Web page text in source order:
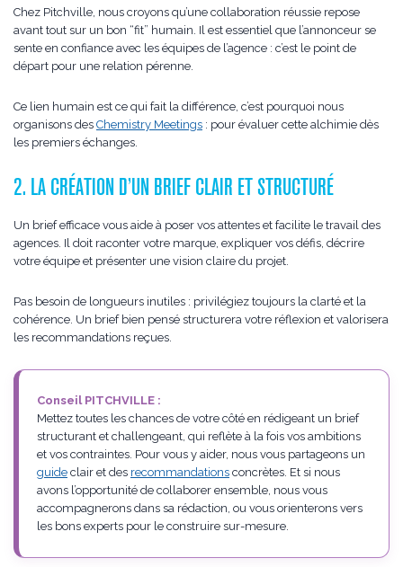
Chez Pitchville, nous croyons qu’une collaboration réussie repose
avant tout sur un bon “fit” humain. Il est essentiel que l’annonceur se
sente en confiance avec les équipes de l’agence : c’est le point de
départ pour une relation pérenne.
Ce lien humain est ce qui fait la différence, c’est pourquoi nous
organisons des Chemistry Meetings : pour évaluer cette alchimie dès
les premiers échanges.
2. LA CRÉATION D’UN BRIEF CLAIR ET STRUCTURÉ
Un brief efficace vous aide à poser vos attentes et facilite le travail des
agences. Il doit raconter votre marque, expliquer vos défis, décrire
votre équipe et présenter une vision claire du projet.
Pas besoin de longueurs inutiles : privilégiez toujours la clarté et la
cohérence. Un brief bien pensé structurera votre réflexion et valorisera
les recommandations reçues.
Conseil PITCHVILLE :
Mettez toutes les chances de votre côté en rédigeant un brief
structurant et challengeant, qui reflète à la fois vos ambitions
et vos contraintes. Pour vous y aider, nous vous partageons un
guide clair et des recommandations concrètes. Et si nous
avons l’opportunité de collaborer ensemble, nous vous
accompagnerons dans sa rédaction, ou vous orienterons vers
les bons experts pour le construire sur-mesure.